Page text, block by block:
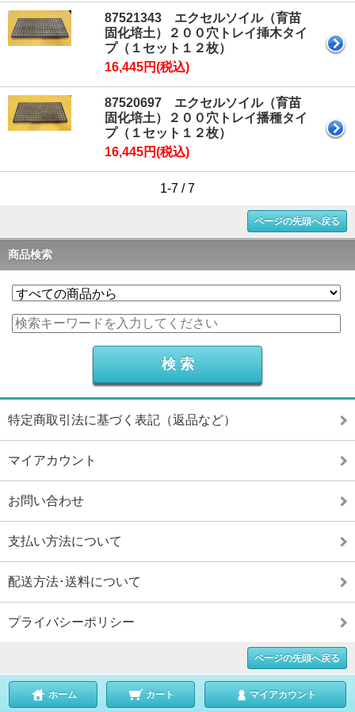
87521343 エクセルソイル（育苗
固化培土）２００穴トレイ挿木タイ
プ（１セット１２枚）
16,445円(税込)
87520697 エクセルソイル（育苗
固化培土）２００穴トレイ播種タイ
プ（１セット１２枚）
16,445円(税込)
1-7 / 7
ページの先頭へ戻る
商品検索
特定商取引法に基づく表記（返品など）
マイアカウント
お問い合わせ
支払い方法について
配送方法･送料について
プライバシーポリシー
ページの先頭へ戻る
ホーム カート マイアカウント